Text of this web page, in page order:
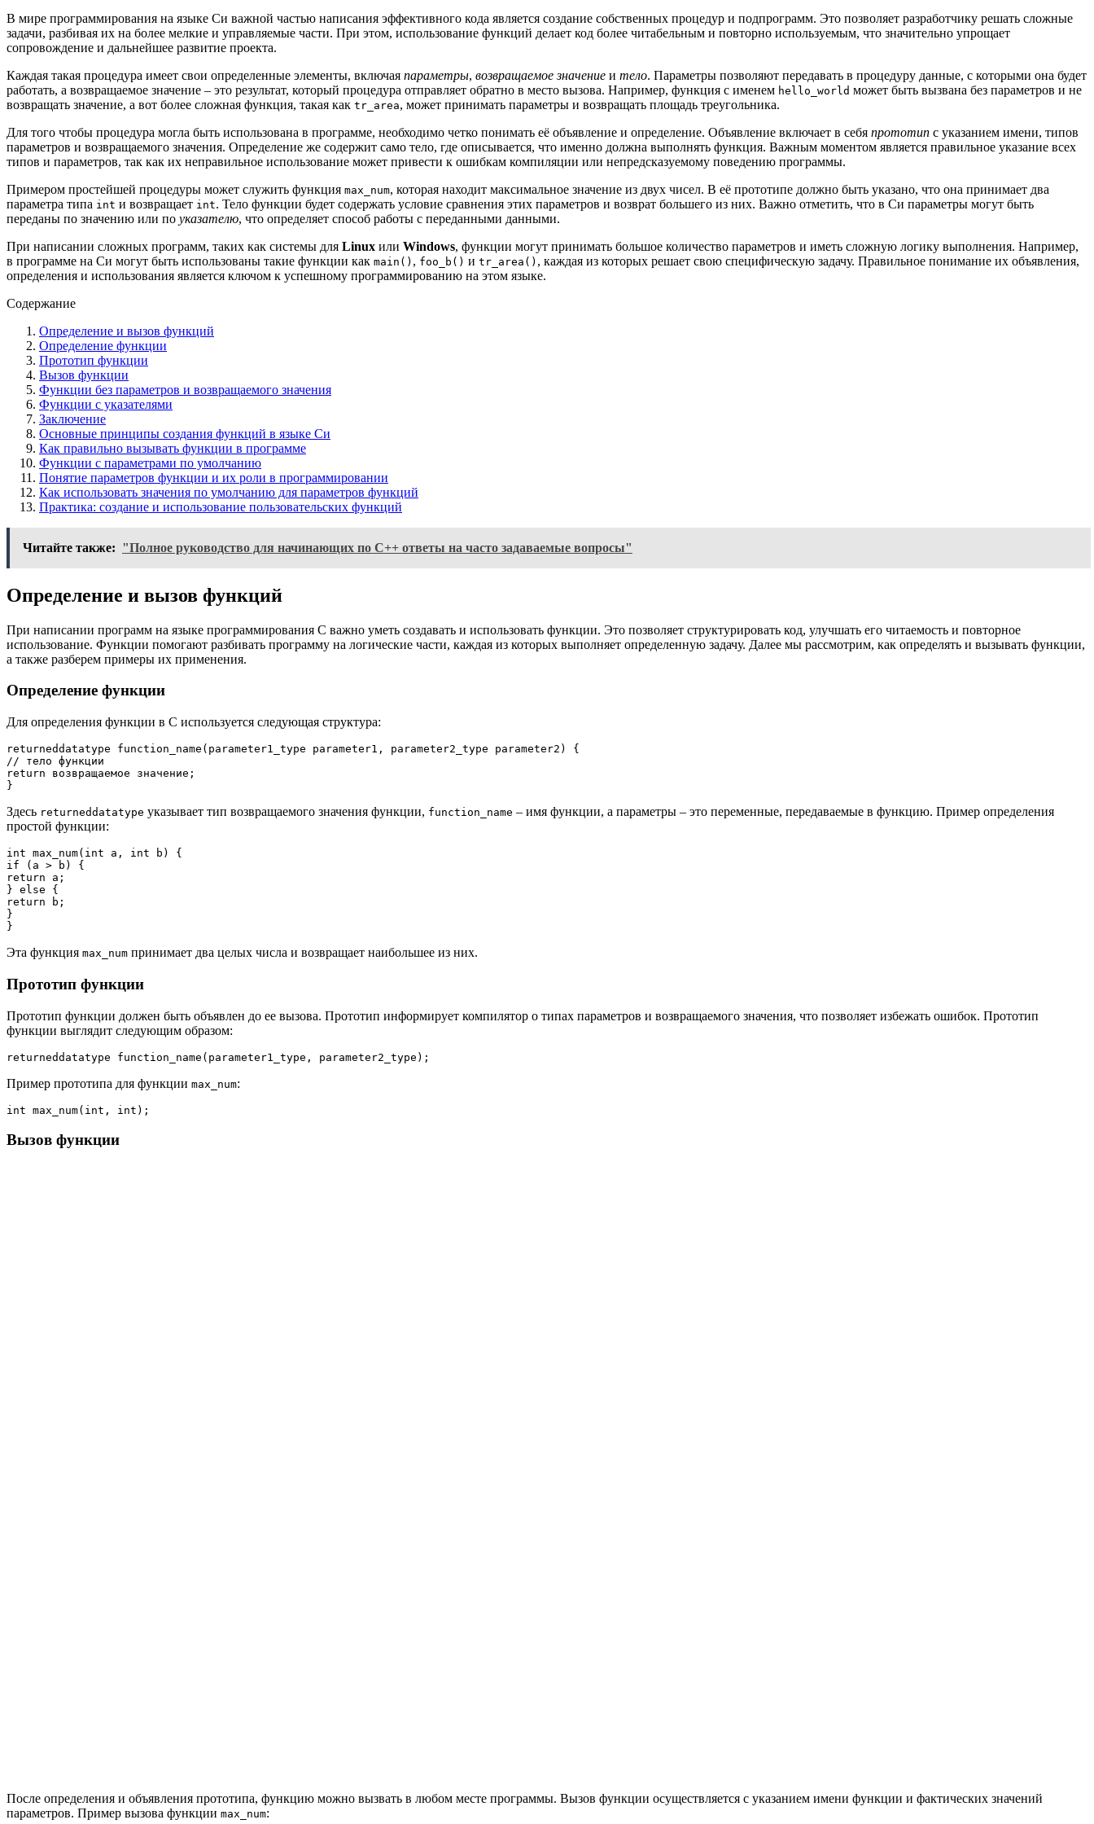
В мире программирования на языке Си важной частью написания эффективного кода является создание собственных процедур и подпрограмм. Это позволяет разработчику решать сложные
задачи, разбивая их на более мелкие и управляемые части. При этом, использование функций делает код более читабельным и повторно используемым, что значительно упрощает
сопровождение и дальнейшее развитие проекта.
Каждая такая процедура имеет свои определенные элементы, включая параметры, возвращаемое значение и тело. Параметры позволяют передавать в процедуру данные, с которыми она будет
работать, а возвращаемое значение – это результат, который процедура отправляет обратно в место вызова. Например, функция с именем hello_world может быть вызвана без параметров и не
возвращать значение, а вот более сложная функция, такая как tr_area, может принимать параметры и возвращать площадь треугольника.
Для того чтобы процедура могла быть использована в программе, необходимо четко понимать её объявление и определение. Объявление включает в себя прототип с указанием имени, типов
параметров и возвращаемого значения. Определение же содержит само тело, где описывается, что именно должна выполнять функция. Важным моментом является правильное указание всех
типов и параметров, так как их неправильное использование может привести к ошибкам компиляции или непредсказуемому поведению программы.
Примером простейшей процедуры может служить функция max_num, которая находит максимальное значение из двух чисел. В её прототипе должно быть указано, что она принимает два
параметра типа int и возвращает int. Тело функции будет содержать условие сравнения этих параметров и возврат большего из них. Важно отметить, что в Си параметры могут быть
переданы по значению или по указателю, что определяет способ работы с переданными данными.
При написании сложных программ, таких как системы для Linux или Windows, функции могут принимать большое количество параметров и иметь сложную логику выполнения. Например,
в программе на Си могут быть использованы такие функции как main() , foo_b() и tr_area() , каждая из которых решает свою специфическую задачу. Правильное понимание их объявления,
определения и использования является ключом к успешному программированию на этом языке.
Содержание
Определение и вызов функций
Определение функции
Прототип функции
Вызов функции
Функции без параметров и возвращаемого значения
Функции с указателями
Заключение
Основные принципы создания функций в языке Си
Как правильно вызывать функции в программе
Функции с параметрами по умолчанию
Понятие параметров функции и их роли в программировании
Как использовать значения по умолчанию для параметров функций
Практика: создание и использование пользовательских функций
Читайте также: "Полное руководство для начинающих по C++ ответы на часто задаваемые вопросы"
Определение и вызов функций
При написании программ на языке программирования C важно уметь создавать и использовать функции. Это позволяет структурировать код, улучшать его читаемость и повторное
использование. Функции помогают разбивать программу на логические части, каждая из которых выполняет определенную задачу. Далее мы рассмотрим, как определять и вызывать функции,
а также разберем примеры их применения.
Определение функции
Для определения функции в C используется следующая структура:
returneddatatype function_name(parameter1_type parameter1, parameter2_type parameter2) {
// тело функции
return возвращаемое значение;
Здесь returneddatatype указывает тип возвращаемого значения функции, function_name – имя функции, а параметры – это переменные, передаваемые в функцию. Пример определения
простой функции:
int max_num(int a, int b) {
if (a > b) {
return a;
} else {
return b;
}
Эта функция max_num принимает два целых числа и возвращает наибольшее из них.
Прототип функции
Прототип функции должен быть объявлен до ее вызова. Прототип информирует компилятор о типах параметров и возвращаемого значения, что позволяет избежать ошибок. Прототип
функции выглядит следующим образом:
Пример прототипа для функции max_num:
Вызов функции
После определения и объявления прототипа, функцию можно вызвать в любом месте программы. Вызов функции осуществляется с указанием имени функции и фактических значений
параметров. Пример вызова функции max_num: